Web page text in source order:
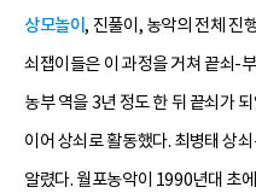
상모놀이, 진풀이, 농악의 전체 진
쇠잽이들은 이 과정을 거쳐 끝쇠-
농부 역을 3년 정도 한 뒤 끝쇠가
이어 상쇠로 활동했다. 최병태 상
알렸다. 월포농악이 1990년대 초